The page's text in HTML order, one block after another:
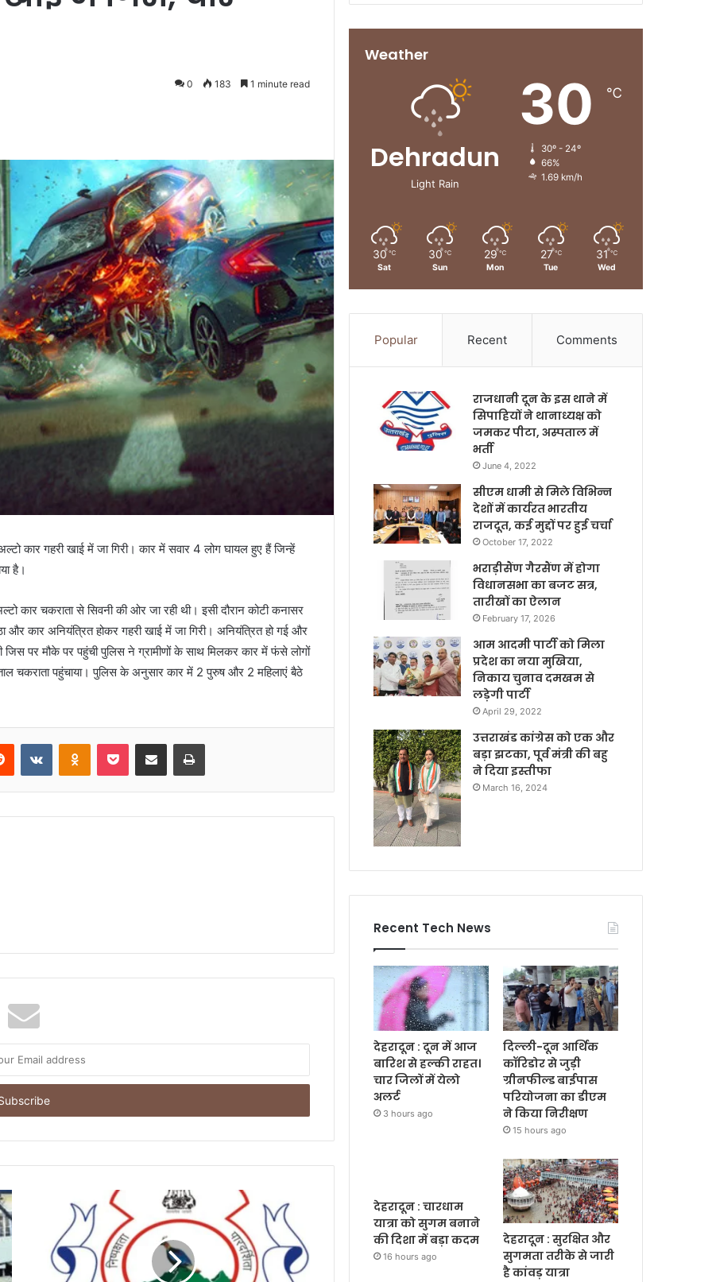
0 183 1 minute read
कार गहरी खाई में जा गिरी। कार में सवार 4 लोग घायल हुए हैं जिन्हें
है।
चकराता से सिवनी की ओर जा रही थी। इसी दौरान कोटी कनासर
कार अनियंत्रित होकर गहरी खाई में जा गिरी। अनियंत्रित हो गई और
जिस पर मौके पर पहुंची पुलिस ने ग्रामीणों के साथ मिलकर कार में फंसे लोगों
चकराता पहुंचाया। पुलिस के अनुसार कार में 2 पुरुष और 2 महिलाएं बैठे
Weather
Dehradun
Light Rain
30 ℃
30º - 24º
66%
1.69 km/h
30 ℃
Sat
30 ℃
Sun
29 ℃
Mon
27 ℃
Tue
31 ℃
Wed
Popular Recent Comments
राजधानी दून के इस थाने में
सिपाहियों ने थानाध्यक्ष को
जमकर पीटा, अस्पताल में
भर्ती
June 4, 2022
सीएम धामी से मिले विभिन्न
देशों में कार्यरत भारतीय
राजदूत, कई मुद्दों पर हुई चर्चा
October 17, 2022
भराड़ीसैंण गैरसैंण में होगा
विधानसभा का बजट सत्र,
तारीखों का ऐलान
February 17, 2026
आम आदमी पार्टी को मिला
प्रदेश का नया मुखिया,
निकाय चुनाव दमखम से
लड़ेगी पार्टी
April 29, 2022
उत्तराखंड कांग्रेस को एक और
बड़ा झटका, पूर्व मंत्री की बहु
ने दिया इस्तीफा
March 16, 2024
Recent Tech News
देहरादून : दून में आज
बारिश से हल्की राहत।
चार जिलों में येलो
अलर्ट
3 hours ago
दिल्ली-दून आर्थिक
कॉरिडोर से जुड़ी
ग्रीनफील्ड बाईपास
परियोजना का डीएम
ने किया निरीक्षण
15 hours ago
देहरादून : चारधाम
यात्रा को सुगम बनाने
की दिशा में बड़ा कदम
16 hours ago
देहरादून : सुरक्षित और
सुगमता तरीके से जारी
है कांवड़ यात्रा